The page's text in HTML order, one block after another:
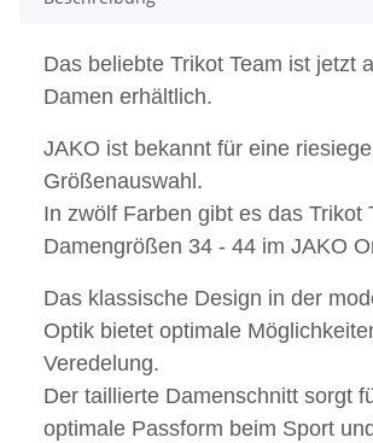
Das beliebte Trikot Team ist jetzt
Damen erhältlich.
JAKO ist bekannt für eine
Größenauswahl.
In zwölf Farben gibt es das Trikot
Damengrößen 34 - 44 im JAKO
Das klassische Design in der
Optik bietet optimale
Veredelung.
Der taillierte Damenschnitt sorgt
optimale Passform beim Sport